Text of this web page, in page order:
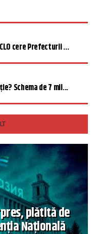
cere Prefecturii ...
Schema de 7 mil...
plătită de
Națională